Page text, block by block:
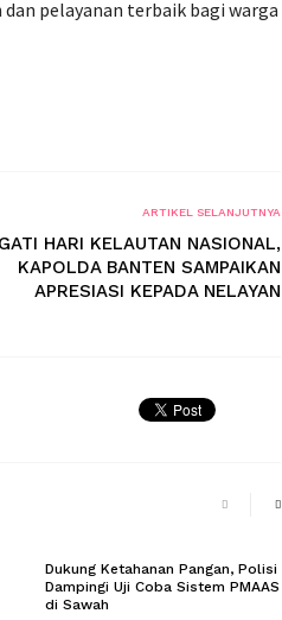
pelayanan terbaik bagi warga
ARTIKEL SELANJUTNYA
HARI KELAUTAN NASIONAL,
KAPOLDA BANTEN SAMPAIKAN
APRESIASI KEPADA NELAYAN
Dukung Ketahanan Pangan, Polisi
Dampingi Uji Coba Sistem PMAAS
di Sawah